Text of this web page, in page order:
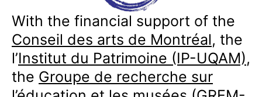
With the financial support of the
Conseil des arts de Montréal, the
l’Institut du Patrimoine (IP-UQAM),
the Groupe de recherche sur